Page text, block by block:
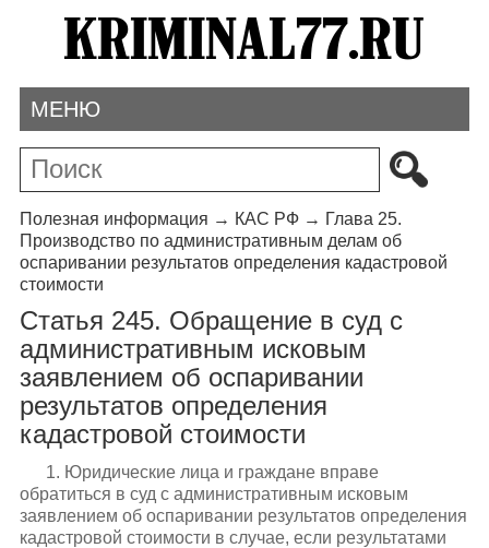
МЕНЮ
Полезная информация → КАС РФ→ Глава 25.
Производство по административным делам об
оспаривании результатов определения кадастровой
стоимости
Статья 245. Обращение в суд с
административным исковым
заявлением об оспаривании
результатов определения
кадастровой стоимости
1. Юридические лица и граждане вправе
обратиться в суд с административным исковым
заявлением об оспаривании результатов определения
кадастровой стоимости в случае, если результатами